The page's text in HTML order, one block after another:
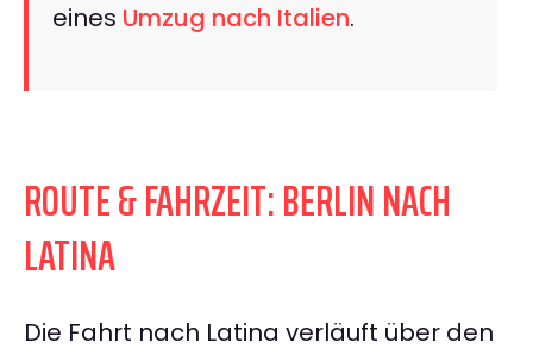
eines Umzug nach Italien.
ROUTE & FAHRZEIT: BERLIN NACH
LATINA
Die Fahrt nach Latina verläuft über den